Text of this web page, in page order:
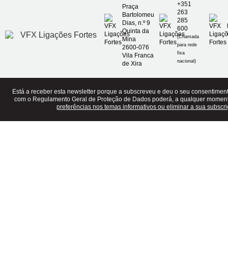
Praça
Bartolomeu
Dias, n.º 9
Quinta da
Mina
2600-076
Vila Franca
de Xira
+351
263
285
600
(Chamada
para rede
fixa
nacional)
Está a receber esta newsletter porque a subscreveu e deu o seu
com o Regulamento Geral de Proteção de Dados poderá, a qualquer
preferências nos temas informativos ou eliminar a sua